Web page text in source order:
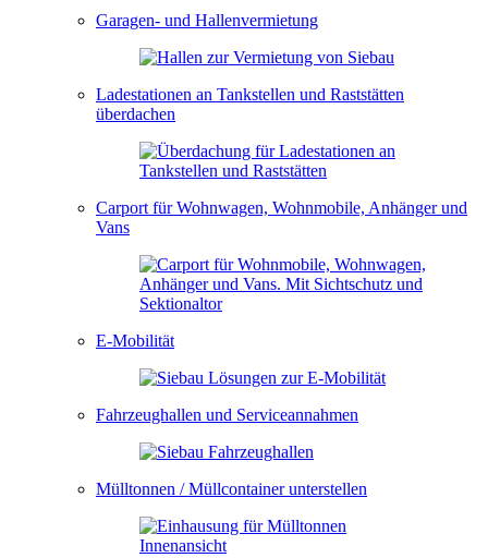
Garagen- und Hallenvermietung
Ladestationen an Tankstellen und Raststätten
überdachen
Carport für Wohnwagen, Wohnmobile, Anhänger und
Vans
E-Mobilität
Fahrzeughallen und Serviceannahmen
Mülltonnen / Müllcontainer unterstellen